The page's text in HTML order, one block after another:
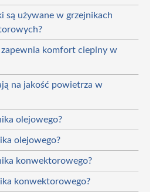
są używane w grzejnikach
komfort cieplny w
na jakość powietrza w
olejowego?
olejowego?
konwektorowego?
konwektorowego?